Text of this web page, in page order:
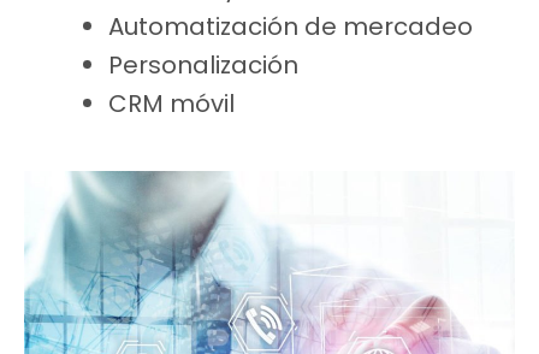
Automatización de mercadeo
Personalización
CRM móvil